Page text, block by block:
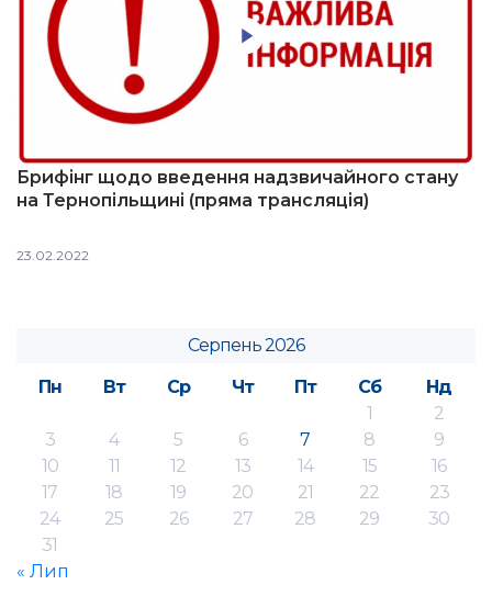
Брифінг щодо введення надзвичайного стану
на Тернопільщині (пряма трансляція)
23.02.2022
Серпень 2026
Пн
Вт Ср Чт Пт Сб
Нд
1
2
3
4 5 6 7 8
9
10
11 12 13 14 15
16
17
18 19 20 21 22
23
24
25 26 27 28 29
30
31
« Лип